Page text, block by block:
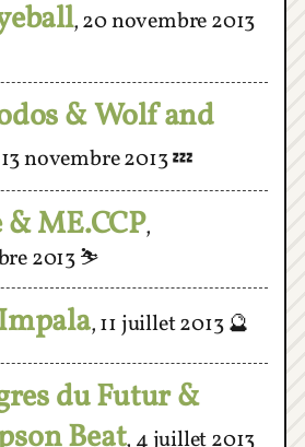
& Wolf and
novembre 2013💤
& ME.CCP,
2013⛷
,11 juillet 2013🔮
du Futur &
Beat,4 juillet 2013